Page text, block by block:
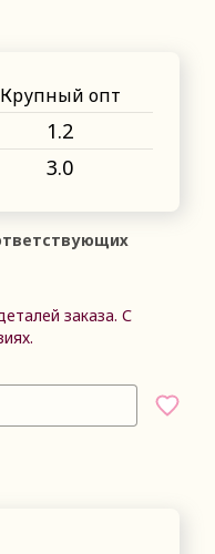
Крупный опт
1.2
3.0
заказа. С